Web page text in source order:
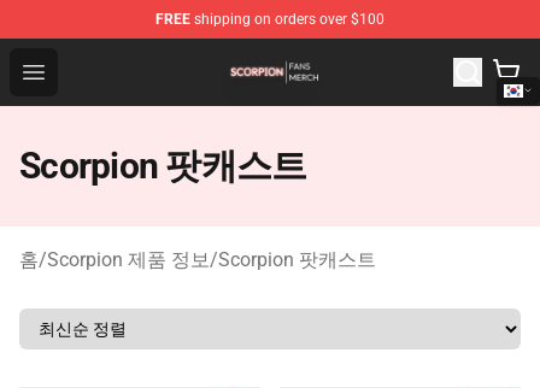
FREE shipping on orders over $100
Open menu
Scorpion Shop - Official Scorpion Merchandise Store
Scorpion 팟캐스트
홈/Scorpion 제품 정보/Scorpion 팟캐스트